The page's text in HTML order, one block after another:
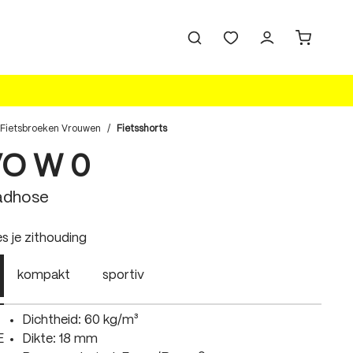
Fietsbroeken Vrouwen / Fietsshorts
W 0
je zithouding
kompakt sportiv
Dichtheid: 60 kg/m³
Dikte: 18 mm